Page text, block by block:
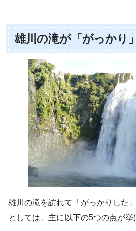
雄川の滝が「がっかり
雄川の滝を訪れて「がっかりした
としては、主に以下の5つの点が挙